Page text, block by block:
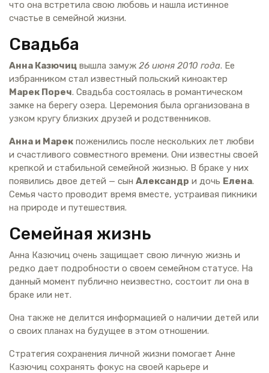
что она встретила свою любовь и нашла истинное
счастье в семейной жизни.
Свадьба
Анна Казючиц вышла замуж 26 июня 2010 года. Ее
избранником стал известный польский киноактер
Марек Пореч. Свадьба состоялась в романтическом
замке на берегу озера. Церемония была организована в
узком кругу близких друзей и родственников.
Анна и Марек поженились после нескольких лет любви
и счастливого совместного времени. Они известны своей
крепкой и стабильной семейной жизнью. В браке у них
появились двое детей — сын Александр и дочь Елена.
Семья часто проводит время вместе, устраивая пикники
на природе и путешествия.
Семейная жизнь
Анна Казючиц очень защищает свою личную жизнь и
редко дает подробности о своем семейном статусе. На
данный момент публично неизвестно, состоит ли она в
браке или нет.
Она также не делится информацией о наличии детей или
о своих планах на будущее в этом отношении.
Стратегия сохранения личной жизни помогает Анне
Казючиц сохранять фокус на своей карьере и